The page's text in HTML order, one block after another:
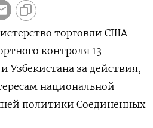
торговли США
контроля 13
Узбекистана за действия,
национальной
политики Соединенных